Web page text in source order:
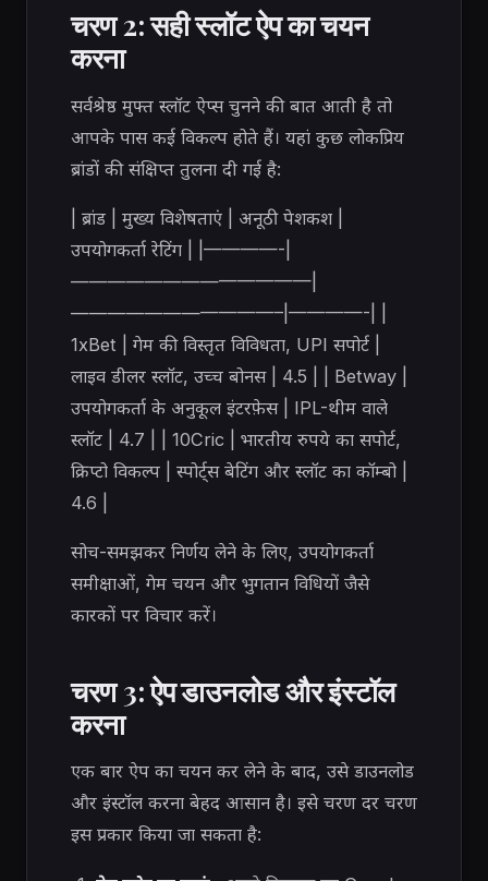
चरण 2: सही स्लॉट ऐप का चयन
करना
सर्वश्रेष्ठ मुफ्त स्लॉट ऐप्स चुनने की बात आती है तो
आपके पास कई विकल्प होते हैं। यहां कुछ लोकप्रिय
ब्रांडों की संक्षिप्त तुलना दी गई है:
| ब्रांड | मुख्य विशेषताएं | अनूठी पेशकश |
उपयोगकर्ता रेटिंग | |————-|
—————————————|
———————————–|————-| |
1xBet | गेम की विस्तृत विविधता, UPI सपोर्ट |
लाइव डीलर स्लॉट, उच्च बोनस | 4.5 | | Betway |
उपयोगकर्ता के अनुकूल इंटरफ़ेस | IPL-थीम वाले
स्लॉट | 4.7 | | 10Cric | भारतीय रुपये का सपोर्ट,
क्रिप्टो विकल्प | स्पोर्ट्स बेटिंग और स्लॉट का कॉम्बो |
4.6 |
सोच-समझकर निर्णय लेने के लिए, उपयोगकर्ता
समीक्षाओं, गेम चयन और भुगतान विधियों जैसे
कारकों पर विचार करें।
चरण 3: ऐप डाउनलोड और इंस्टॉल
करना
एक बार ऐप का चयन कर लेने के बाद, उसे डाउनलोड
और इंस्टॉल करना बेहद आसान है। इसे चरण दर चरण
इस प्रकार किया जा सकता है: